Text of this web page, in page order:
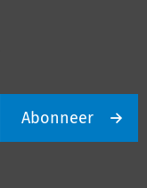
Abonneer